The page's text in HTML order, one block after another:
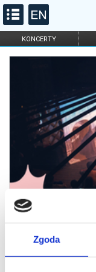
Zgoda
KONCERTY
FILHARMONIA
FETA 2025